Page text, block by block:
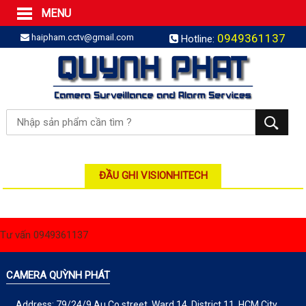
MENU
Trang Chủ
Sản phẩm
SẢN PHẨM TRỌN GÓI
LẮP BÁO TRỘM TRỌN GÓI
LẮP CAMERA TRỌN GÓI
Camera IP
Camera IP KBVISION
Camera IP HIKVISION
Camera IP Dahua
Đầu ghi IP HIKVISION
haipham.cctv@gmail.com Hotline: 0949361137
ĐẦU GHI VISIONHITECH
Tư vấn 0949361137
CAMERA QUỲNH PHÁT